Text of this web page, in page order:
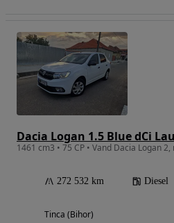
Dacia Logan 1.5 Blue dCi
1461 cm3 • 75 CP • Vand Dacia Logan
272 532 km Diesel
Tinca (Bihor)